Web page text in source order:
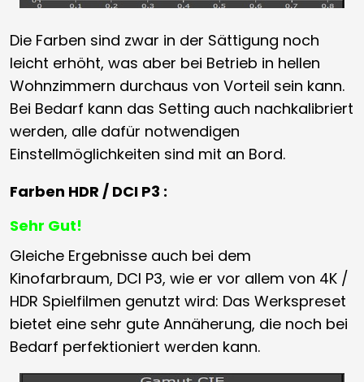
Die Farben sind zwar in der Sättigung noch
leicht erhöht, was aber bei Betrieb in hellen
Wohnzimmern durchaus von Vorteil sein kann.
Bei Bedarf kann das Setting auch nachkalibriert
werden, alle dafür notwendigen
Einstellmöglichkeiten sind mit an Bord.
Farben HDR / DCI P3 :
Sehr Gut!
Gleiche Ergebnisse auch bei dem
Kinofarbraum, DCI P3, wie er vor allem von 4K /
HDR Spielfilmen genutzt wird: Das Werkspreset
bietet eine sehr gute Annäherung, die noch bei
Bedarf perfektioniert werden kann.